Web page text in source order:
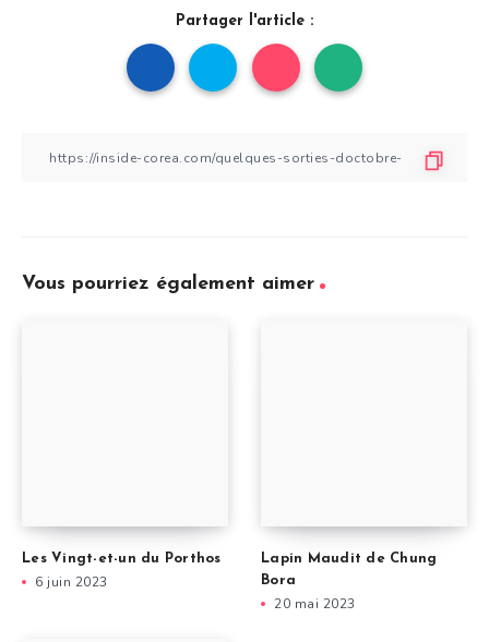
Partager l'article :
Vous pourriez également aimer
Les Vingt-et-un du Porthos
6 juin 2023
Lapin Maudit de Chung
Bora
20 mai 2023